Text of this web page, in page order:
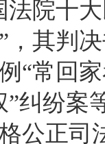
法院十
，其判
“常回
”纠纷案
公正司